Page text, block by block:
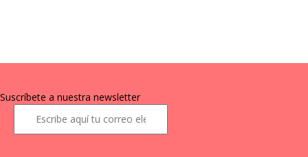
Suscríbete a nuestra newsletter